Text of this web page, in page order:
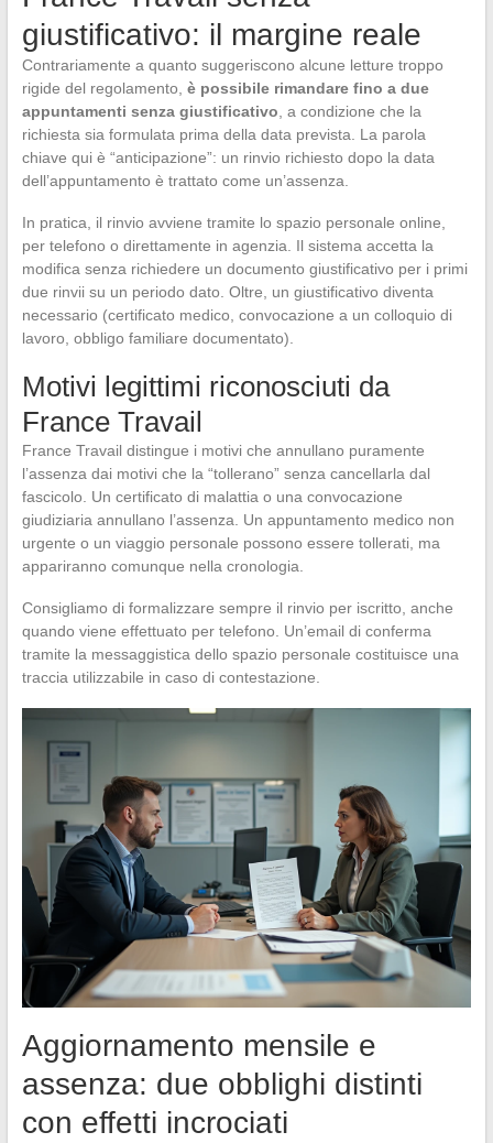
giustificativo: il margine reale
Contrariamente a quanto suggeriscono alcune letture troppo
rigide del regolamento, è possibile rimandare fino a due
appuntamenti senza giustificativo , a condizione che la
richiesta sia formulata prima della data prevista. La parola
chiave qui è “anticipazione”: un rinvio richiesto dopo la data
dell’appuntamento è trattato come un’assenza.
In pratica, il rinvio avviene tramite lo spazio personale online,
per telefono o direttamente in agenzia. Il sistema accetta la
modifica senza richiedere un documento giustificativo per i primi
due rinvii su un periodo dato. Oltre, un giustificativo diventa
necessario (certificato medico, convocazione a un colloquio di
lavoro, obbligo familiare documentato).
Motivi legittimi riconosciuti da
France Travail
France Travail distingue i motivi che annullano puramente
l’assenza dai motivi che la “tollerano” senza cancellarla dal
fascicolo. Un certificato di malattia o una convocazione
giudiziaria annullano l’assenza. Un appuntamento medico non
urgente o un viaggio personale possono essere tollerati, ma
appariranno comunque nella cronologia.
Consigliamo di formalizzare sempre il rinvio per iscritto, anche
quando viene effettuato per telefono. Un’email di conferma
tramite la messaggistica dello spazio personale costituisce una
traccia utilizzabile in caso di contestazione.
Aggiornamento mensile e
assenza: due obblighi distinti
con effetti incrociati